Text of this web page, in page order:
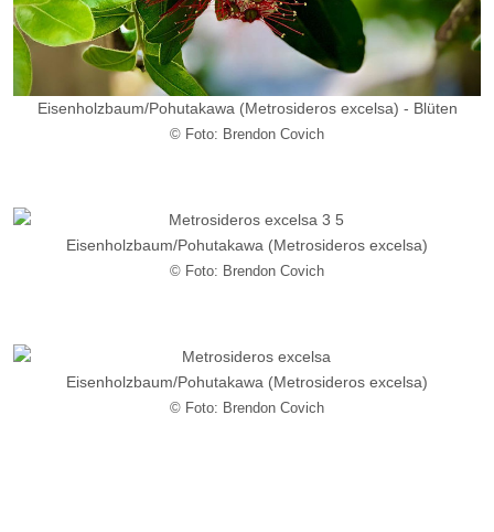
Eisenholzbaum/Pohutakawa (Metrosideros excelsa) - Blüten
© Foto: Brendon Covich
Eisenholzbaum/Pohutakawa (Metrosideros excelsa)
© Foto: Brendon Covich
Eisenholzbaum/Pohutakawa (Metrosideros excelsa)
© Foto: Brendon Covich